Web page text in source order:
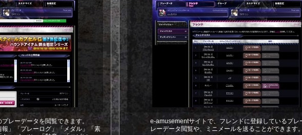
レーデータを閲覧できます。
」「プレーログ」「メダル」「素
e-amusementサイトで、フレンドに登録しているプレ
レーデータ閲覧や、ミニメールを送ることができます。